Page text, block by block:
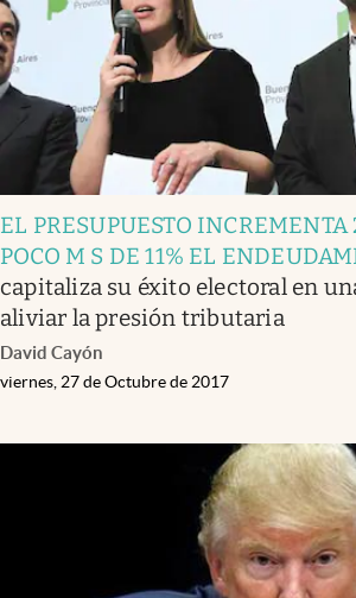
EL PRESUPUESTO INCREMENTA
POCO M S DE 11% EL
capitaliza su éxito electoral en
aliviar la presión tributaria
David Cayón
viernes, 27 de Octubre de 2017